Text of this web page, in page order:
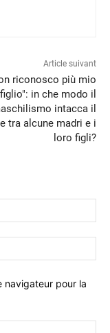
Article suivant
riconosco più mio
figlio": in che modo il
intacca il
tra alcune madri e i
loro figli?
:*
:*
navigateur pour la